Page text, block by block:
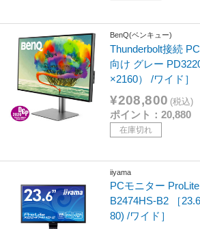
BenQ(ベンキュー)
Thunderbolt接続
向け グレー
×2160） /ワイド］
¥208,800 (税込)
ポイント：20,880
在庫切れ
iiyama
PCモニター
B2474HS-B2 ［
80) /ワイド］